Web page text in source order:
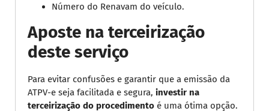
Número do Renavam do veículo.
Aposte na terceirização
deste serviço
Para evitar confusões e garantir que a emissão da
ATPV-e seja facilitada e segura, investir na
terceirização do procedimento é uma ótima opção.